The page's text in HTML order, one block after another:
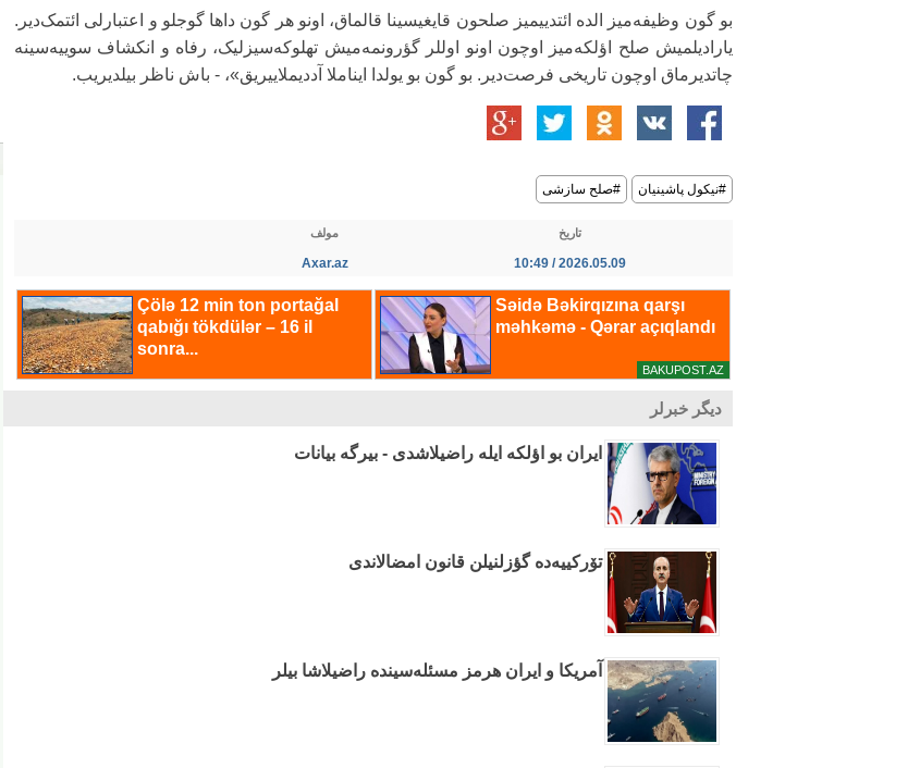
بو گون وظیفه‌میز الده ائتدییمیز صلحون قایغیسینا قالماق، اونو هر گون داها گوجلو و اعتبارلی ائتمک‌دیر.
یارادیلمیش صلح اؤلکه‌میز اوچون اونو اوللر گؤرونمه‌میش تهلوکه‌سیزلیک، رفاه و انکشاف سوییه‌سینه
چاتدیرماق اوچون تاریخی فرصت‌دیر. بو گون بو یولدا ایناملا آددیملاییریق»، - باش ناظر بیلدیریب.
#نیکول پاشینیان #صلح سازشی
تاریخ
2026.05.09 / 10:49
مولف
Axar.az
دیگر خبرلر
ایران بو اؤلکه ایله راضیلاشدی - بیرگه بیانات
تۆرکییه‌ده گؤزلنیلن قانون امضالاندی
آمریکا و ایران هرمز مسئله‌سینده راضیلاشا بیلر